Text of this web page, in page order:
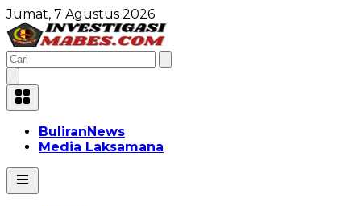
Jumat, 7 Agustus 2026
BuliranNews
Media Laksamana